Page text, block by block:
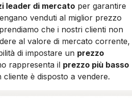
leader di mercato per garantire
venduti al miglior prezzo
che i nostri clienti non
al valore di mercato corrente,
di impostare un prezzo
rappresenta il prezzo più basso
cliente è disposto a vendere.